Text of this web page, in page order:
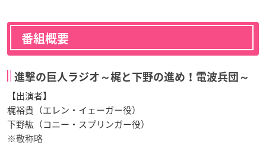
番組概要
進撃の巨人ラジオ～梶と下野の進め！電波兵団～
【出演者】
梶裕貴（エレン・イェーガー役）
下野紘（コニー・スプリンガー役）
※敬称略